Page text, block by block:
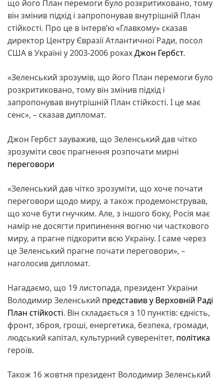
що його План перемоги було розкритиковано, тому
він змінив підхід і запропонував внутрішній План
стійкості. Про це в інтерв’ю «Главкому» сказав
директор Центру Євразії Атлантичної Ради, посол
США в Україні у 2003-2006 рокахДжон Гербст.
«Зеленський зрозумів, що його План перемоги було
розкритиковано, тому він змінив підхід і
запропонував внутрішній План стійкості. І це має
сенс», – сказав дипломат.
Джон Гербст зауважив, що Зеленський дав чітко
зрозуміти своє прагнення розпочати мирні
переговори
«Зеленський дав чітко зрозуміти, що хоче почати
переговори щодо миру, а також продемонстрував,
що хоче бути гнучким. Але, з іншого боку, Росія має
намір не досягти припинення вогню чи часткового
миру, а прагне підкорити всю Україну. І саме через
це Зеленський прагне почати переговори», –
наголосив дипломат.
Нагадаємо, що 19 листопада, президент України
Володимир Зеленський представив у Верховній Раді
План стійкості. Він складається з 10 пунктів: єдність,
фронт, зброя, гроші, енергетика, безпека, громади,
людський капітал, культурний суверенітет, політика
героїв.
Також 16 жовтня президент Володимир Зеленський